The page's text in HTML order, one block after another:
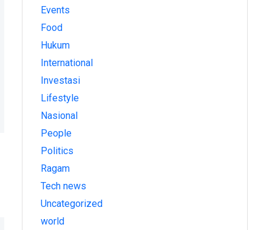
Events
Food
Hukum
International
Investasi
Lifestyle
Nasional
People
Politics
Ragam
Tech news
Uncategorized
world